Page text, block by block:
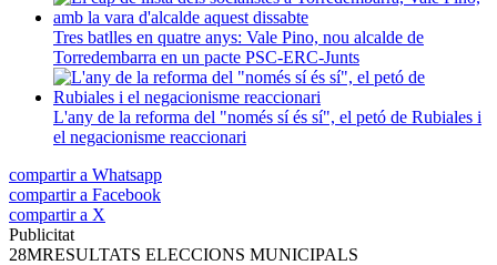
Tres batlles en quatre anys: Vale Pino, nou alcalde de
Torredembarra en un pacte PSC-ERC-Junts
L'any de la reforma del "només sí és sí", el petó de Rubiales i
el negacionisme reaccionari
compartir a Whatsapp
compartir a Facebook
compartir a X
Publicitat
28MRESULTATS ELECCIONS MUNICIPALS